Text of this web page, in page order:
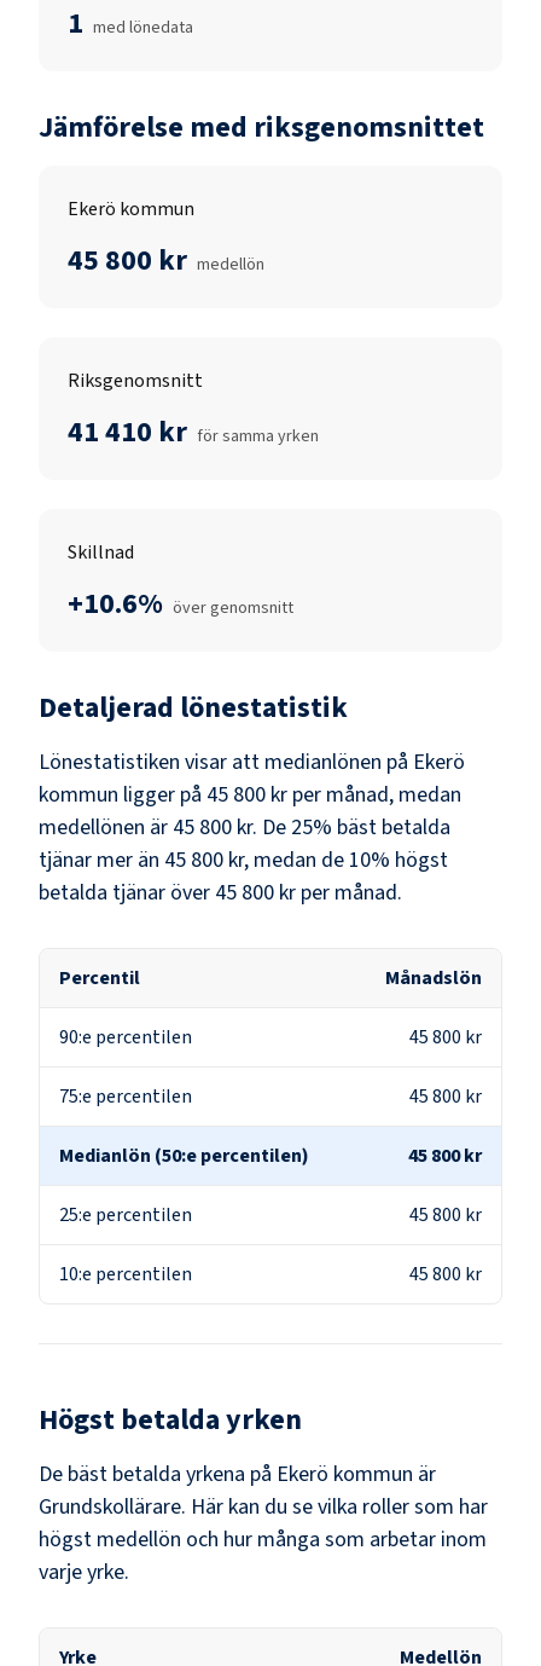
1 med lönedata
Jämförelse med riksgenomsnittet
Ekerö kommun
45 800 kr medellön
Riksgenomsnitt
41 410 kr för samma yrken
Skillnad
+10.6% över genomsnitt
Detaljerad lönestatistik
Lönestatistiken visar att medianlönen på Ekerö
kommun ligger på 45 800 kr per månad, medan
medellönen är 45 800 kr. De 25% bäst betalda
tjänar mer än 45 800 kr, medan de 10% högst
betalda tjänar över 45 800 kr per månad.
Percentil Månadslön
90:e percentilen 45 800 kr
75:e percentilen 45 800 kr
Medianlön (50:e percentilen) 45 800 kr
25:e percentilen 45 800 kr
10:e percentilen 45 800 kr
Högst betalda yrken
De bäst betalda yrkena på Ekerö kommun är
Grundskollärare. Här kan du se vilka roller som har
högst medellön och hur många som arbetar inom
varje yrke.
Yrke Medellön